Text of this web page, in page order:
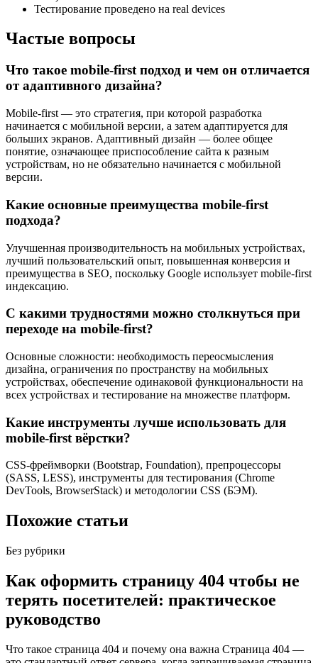
Тестирование проведено на real devices
Частые вопросы
Что такое mobile-first подход и чем он отличается
от адаптивного дизайна?
Mobile-first — это стратегия, при которой разработка
начинается с мобильной версии, а затем адаптируется для
больших экранов. Адаптивный дизайн — более общее
понятие, означающее приспособление сайта к разным
устройствам, но не обязательно начинается с мобильной
версии.
Какие основные преимущества mobile-first
подхода?
Улучшенная производительность на мобильных устройствах,
лучший пользовательский опыт, повышенная конверсия и
преимущества в SEO, поскольку Google использует mobile-first
индексацию.
С какими трудностями можно столкнуться при
переходе на mobile-first?
Основные сложности: необходимость переосмысления
дизайна, ограничения по пространству на мобильных
устройствах, обеспечение одинаковой функциональности на
всех устройствах и тестирование на множестве платформ.
Какие инструменты лучше использовать для
mobile-first вёрстки?
CSS-фреймворки (Bootstrap, Foundation), препроцессоры
(SASS, LESS), инструменты для тестирования (Chrome
DevTools, BrowserStack) и методологии CSS (БЭМ).
Похожие статьи
Без рубрики
Как оформить страницу 404 чтобы не
терять посетителей: практическое
руководство
Что такое страница 404 и почему она важна Страница 404 —